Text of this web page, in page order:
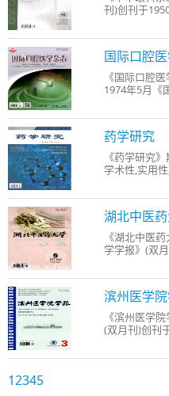
刊)创刊于
师为主要读
和临床诊疗经
眼科临
国际口腔
《国际口腔
1974年5月《
办单位是四
外医学口腔
1135/R，国际
药学研究
《药学研究
学术性,实用
研发,检测技
使用服务,为
湖北中医
《湖北中医
学学报》(双
践结合、基
研、教学、临
积极推进
滨州医学
《滨州医学
(双月刊)创刊
医学学术期
12345